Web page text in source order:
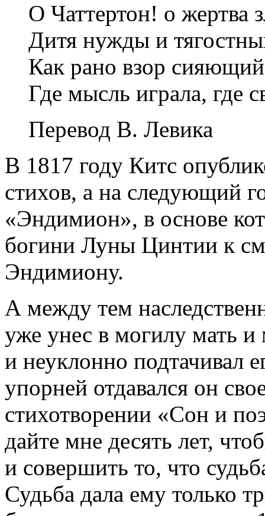
О Чаттертон! о жертва
Дитя нужды и
Как рано взор
Где мысль играла, где
Перевод В. Левика
В 1817 году Китс
стихов, а на следующий
«Эндимион», в основе
богини Луны Цинтии к
Эндимиону.
А между тем
уже унес в могилу мать
и неуклонно подтачивал
упорней отдавался он
стихотворении «Сон и
дайте мне десять лет,
и совершить то, что
Судьба дала ему только